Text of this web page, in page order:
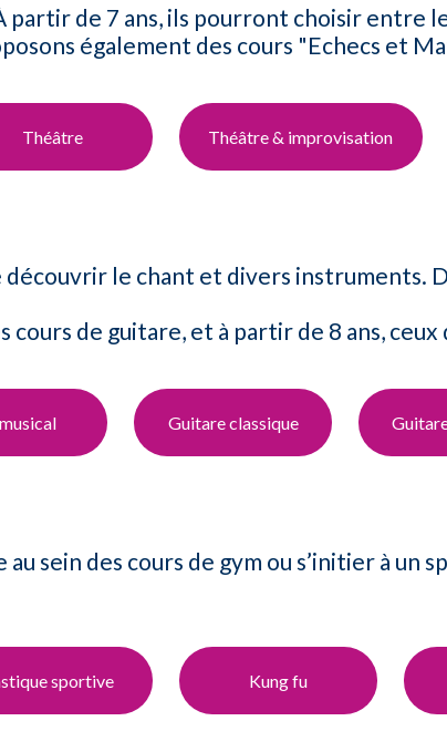
partir de 7 ans, ils pourront choisir entre
également des cours "Echecs et
Théâtre​ Théâtre & improvisation​
le chant et divers instruments.
de guitare, et à partir de 8 ans,
Guitare​ classique
sein des cours de gym ou s’initier à un
sportive Kung fu​